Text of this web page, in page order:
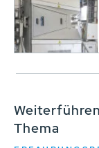
Thema